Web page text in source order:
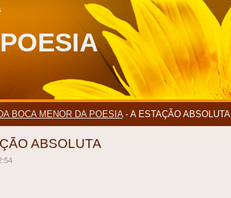
BOCA MENOR DA POESIA - A ESTAÇÃO ABSOLUTA
ABSOLUTA